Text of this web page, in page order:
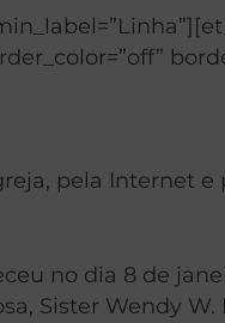
pela Internet
no dia 8 de
Sister Wendy